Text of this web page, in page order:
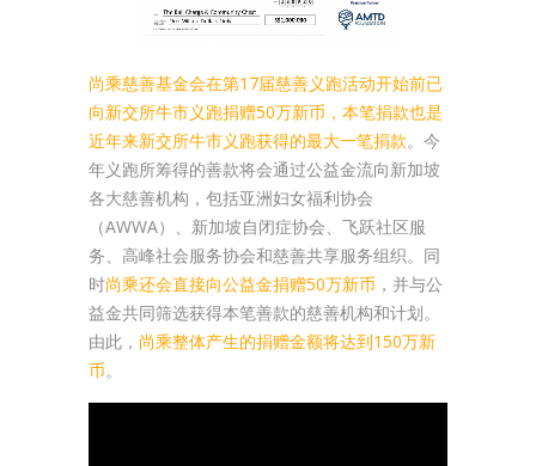
尚乘慈善基金会在第17届慈善义跑活动开始前已
向新交所牛市义跑捐赠50万新币，本笔捐款也是
近年来新交所牛市义跑获得的最大一笔捐款。今
年义跑所筹得的善款将会通过公益金流向新加坡
各大慈善机构，包括亚洲妇女福利协会
（AWWA）、新加坡自闭症协会、飞跃社区服
务、高峰社会服务协会和慈善共享服务组织。同
时尚乘还会直接向公益金捐赠50万新币 ，并与公
益金共同筛选获得本笔善款的慈善机构和计划。
由此， 尚乘整体产生的捐赠金额将达到150万新
币。